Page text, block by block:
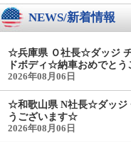
NEWS/新着情報
☆兵庫県 Ｏ社長☆ダッジ
ドボディ☆納車おめでと
2026年08月06日
☆和歌山県 N社長☆ダッジ
うございます☆
2026年08月06日